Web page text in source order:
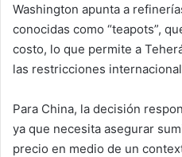
Washington apunta a
conocidas como “teapots”,
costo, lo que permite a
las restricciones
Para China, la decisión
ya que necesita asegurar
precio en medio de un